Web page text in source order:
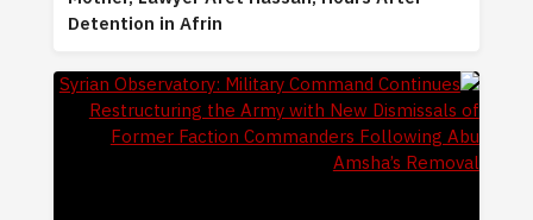
Detention in Afrin